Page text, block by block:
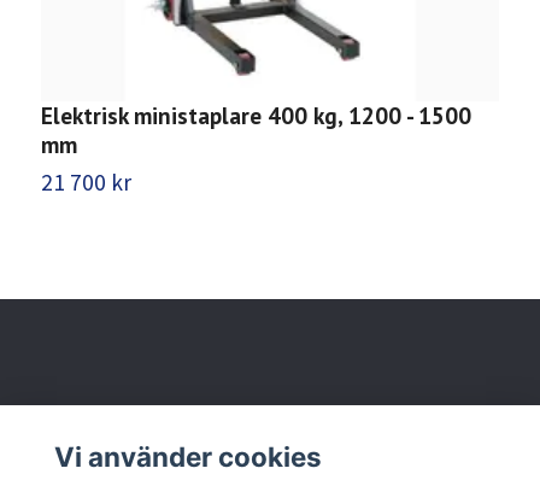
Elektrisk ministaplare 400 kg, 1200 - 1500
mm
21 700 kr
Vi använder cookies